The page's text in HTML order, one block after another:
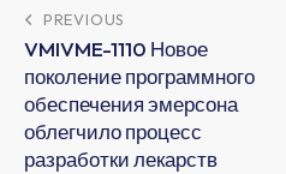
PREVIOUS
VMIVME-1110 Новое
поколение программного
обеспечения эмерсона
облегчило процесс
разработки лекарств